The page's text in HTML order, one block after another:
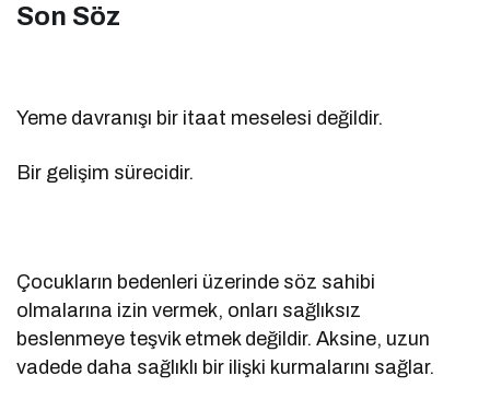
Son Söz
Yeme davranışı bir itaat meselesi değildir.
Bir gelişim sürecidir.
Çocukların bedenleri üzerinde söz sahibi
olmalarına izin vermek, onları sağlıksız
beslenmeye teşvik etmek değildir. Aksine, uzun
vadede daha sağlıklı bir ilişki kurmalarını sağlar.